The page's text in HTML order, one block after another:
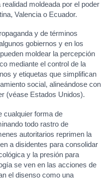
moldeada por el poder
Valencia o Ecuador.
y de términos
gobiernos y en los
moldear la percepción
mediante el control de la
y etiquetas que simplifican
social, alineándose con
(véase Estados Unidos).
cualquier forma de
todo rastro de
autoritarios reprimen la
a disidentes para consolidar
y la presión para
se ven en las acciones de
el disenso como una